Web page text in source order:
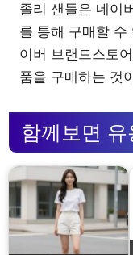
졸리 샌들은 네이
를 통해 구매할 수
이버 브랜드스토
품을 구매하는 것
함께보면